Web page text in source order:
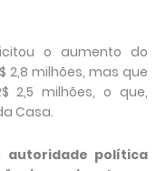
o aumento do
2,8 milhões, mas que
2,5 milhões, o que,
Casa.
autoridade política